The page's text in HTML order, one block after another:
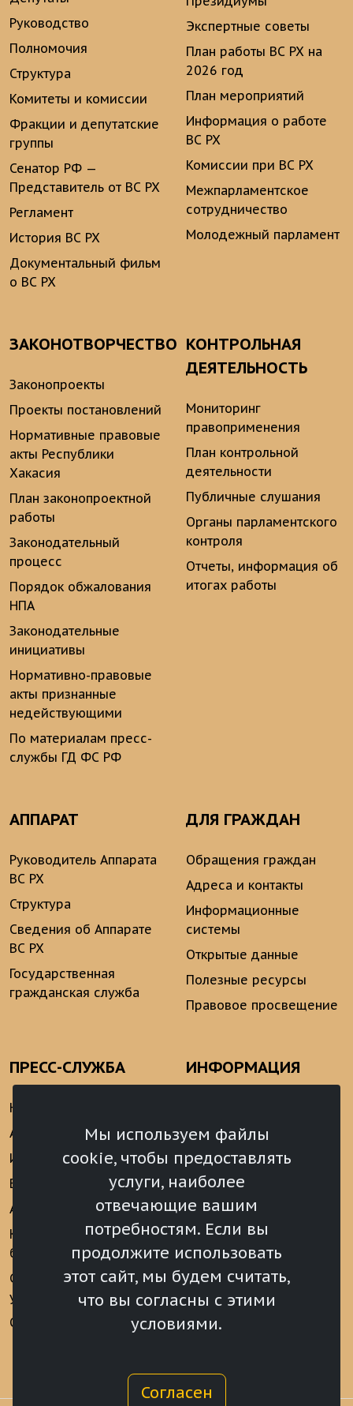
Мы используем файлы
cookie, чтобы предоставлять
услуги, наиболее
отвечающие вашим
потребностям. Если вы
продолжите использовать
этот сайт, мы будем считать,
что вы согласны с этими
условиями.
Согласен
Руководство
Полномочия
Структура
Комитеты и комиссии
Фракции и депутатские
группы
Сенатор РФ —
Представитель от ВС РХ
Регламент
История ВС РХ
Документальный фильм
о ВС РХ
Экспертные советы
План работы ВС РХ на
2026 год
План мероприятий
Информация о работе
ВС РХ
Комиссии при ВС РХ
Межпарламентское
сотрудничество
Молодежный парламент
ЗАКОНОТВОРЧЕСТВО
Законопроекты
Проекты постановлений
Нормативные правовые
акты Республики
Хакасия
План законопроектной
работы
Законодательный
процесс
Порядок обжалования
НПА
Законодательные
инициативы
Нормативно-правовые
акты признанные
недействующими
По материалам пресс-
службы ГД ФС РФ
КОНТРОЛЬНАЯ
ДЕЯТЕЛЬНОСТЬ
Мониторинг
правоприменения
План контрольной
деятельности
Публичные слушания
Органы парламентского
контроля
Отчеты, информация об
итогах работы
АППАРАТ
Руководитель Аппарата
ВС РХ
Структура
Сведения об Аппарате
ВС РХ
Государственная
гражданская служба
ДЛЯ ГРАЖДАН
Обращения граждан
Адреса и контакты
Информационные
системы
Открытые данные
Полезные ресурсы
Правовое просвещение
ПРЕСС-СЛУЖБА
Новости
Анонсы
Интервью
Видеоматериалы
Аккредитация
Конкурс «Хрустальный
барс»
Сведения о СМИ
учрежденных ВС РХ
Опросы и голосования
ИНФОРМАЦИЯ
аналитические
материалы
Реализация Послания
Президента РФ
Федеральному
Собранию РФ
Местное
самоуправление
Финансы
Награды